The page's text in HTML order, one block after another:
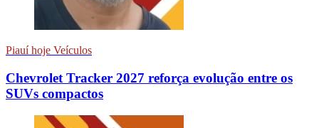
Piauí hoje Veículos
Chevrolet Tracker 2027 reforça evolução entre os
SUVs compactos